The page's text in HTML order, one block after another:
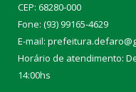
CEP: 68280-000
Fone: (93) 99165-4629
E-mail:
Horário de atendimento:
14:00hs